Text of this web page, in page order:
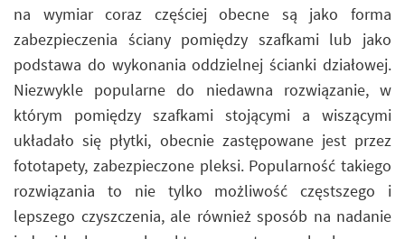
na wymiar coraz częściej obecne są jako forma
zabezpieczenia ściany pomiędzy szafkami lub jako
podstawa do wykonania oddzielnej ścianki działowej.
Niezwykle popularne do niedawna rozwiązanie, w
którym pomiędzy szafkami stojącymi a wiszącymi
układało się płytki, obecnie zastępowane jest przez
fototapety, zabezpieczone pleksi. Popularność takiego
rozwiązania to nie tylko możliwość częstszego i
lepszego czyszczenia, ale również sposób na nadanie